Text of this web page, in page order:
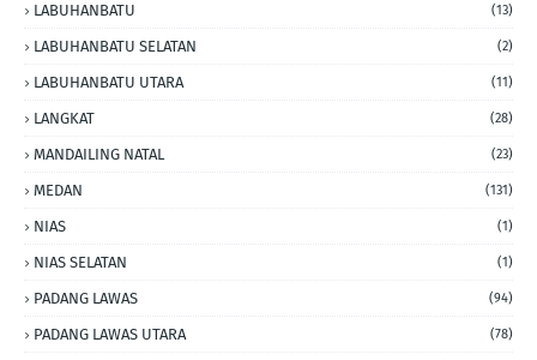
LABUHANBATU (13)
LABUHANBATU SELATAN (2)
LABUHANBATU UTARA (11)
LANGKAT (28)
MANDAILING NATAL (23)
MEDAN (131)
NIAS (1)
NIAS SELATAN (1)
PADANG LAWAS (94)
PADANG LAWAS UTARA (78)